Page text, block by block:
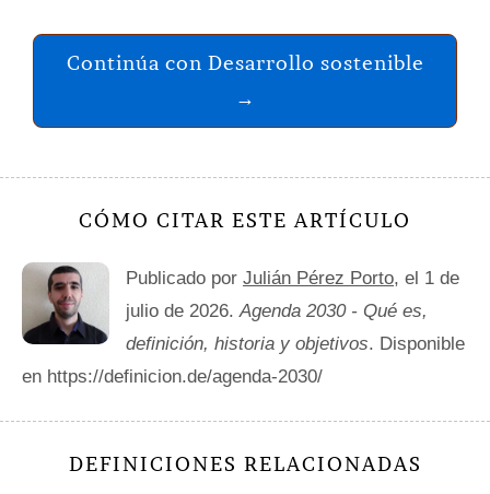
Continúa con Desarrollo sostenible
→
CÓMO CITAR ESTE ARTÍCULO
Publicado por Julián Pérez Porto, el 1 de
julio de 2026. Agenda 2030 - Qué es,
definición, historia y objetivos. Disponible
en https://definicion.de/agenda-2030/
DEFINICIONES RELACIONADAS